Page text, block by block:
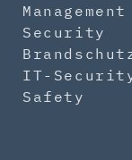
Management
Security
IT-
Safety